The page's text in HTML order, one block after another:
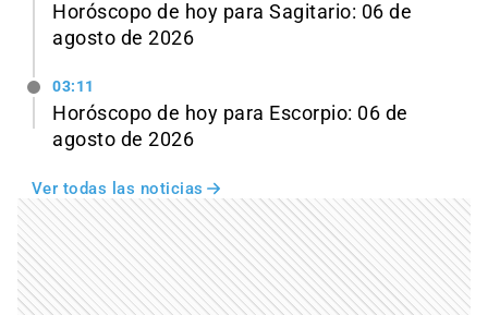
Horóscopo de hoy para Sagitario: 06 de
agosto de 2026
03:11
Horóscopo de hoy para Escorpio: 06 de
agosto de 2026
Ver todas las noticias